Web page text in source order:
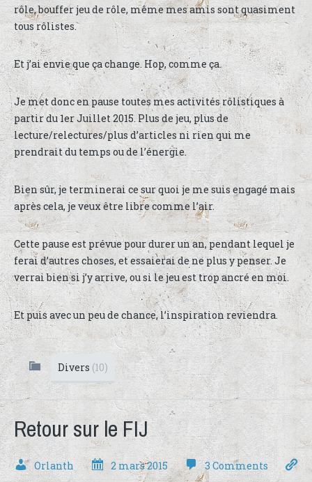
rôle, bouffer jeu de rôle, même mes amis sont quasiment
tous rôlistes.
Et j’ai envie que ça change. Hop, comme ça.
Je met donc en pause toutes mes activités rôlistiques à
partir du 1er Juillet 2015. Plus de jeu, plus de
lecture/relectures/plus d’articles ni rien qui me
prendrait du temps ou de l’énergie.
Bien sûr, je terminerai ce sur quoi je me suis engagé mais
après cela, je veux être libre comme l’air.
Cette pause est prévue pour durer un an, pendant lequel je
ferai d’autres choses, et essaierai de ne plus y penser. Je
verrai bien si j’y arrive, ou si le jeu est trop ancré en moi.
Et puis avec un peu de chance, l’inspiration reviendra.
Divers (10)
Retour sur le FIJ
Orlanth 2 mars 2015 3 Comments